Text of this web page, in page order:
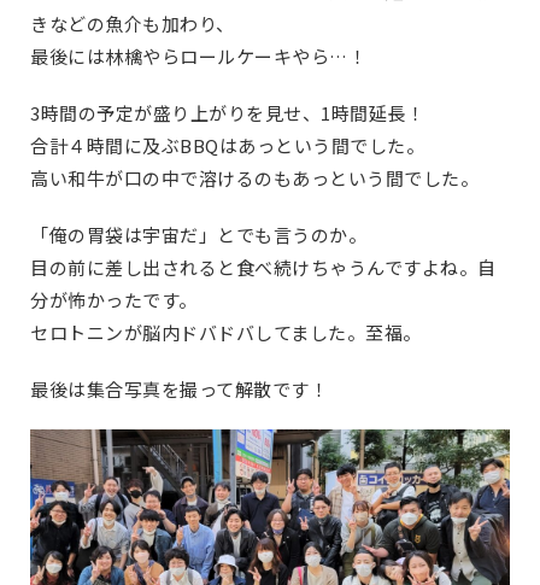
きなどの魚介も加わり、
最後には林檎やらロールケーキやら…！
3時間の予定が盛り上がりを見せ、1時間延長！
合計４時間に及ぶBBQはあっという間でした。
高い和牛が口の中で溶けるのもあっという間でした。
「俺の胃袋は宇宙だ」とでも言うのか。
目の前に差し出されると食べ続けちゃうんですよね。自
分が怖かったです。
セロトニンが脳内ドバドバしてました。至福。
最後は集合写真を撮って解散です！